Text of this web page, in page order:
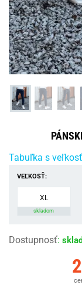
Tabuľka s
VEĽKOSŤ:
XL
skladom
Dostupnosť: